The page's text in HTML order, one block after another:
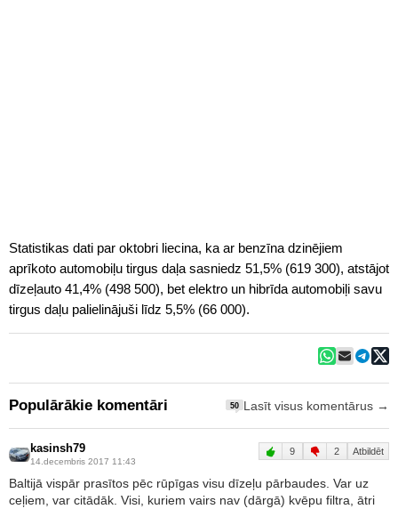
Statistikas dati par oktobri liecina, ka ar benzīna dzinējiem
aprīkoto automobiļu tirgus daļa sasniedz 51,5% (619 300), atstājot
dīzeļauto 41,4% (498 500), bet elektro un hibrīda automobiļi savu
tirgus daļu palielinājuši līdz 5,5% (66 000).
Populārākie komentāri 50 Lasīt visus komentārus →
kasinsh79
14.decembris 2017 11:43
9 2 Atbildēt
Baltijā vispār prasītos pēc rūpīgas visu dīzeļu pārbaudes. Var uz
ceļiem, var citādāk. Visi, kuriem vairs nav (dārgā) kvēpu filtra, ātri